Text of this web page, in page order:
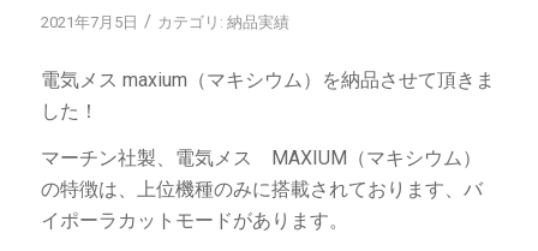
2021年7月5日 / カテゴリ: 納品実績
電気メス maxium（マキシウム）を納品させて頂きま
した！
マーチン社製、電気メス MAXIUM（マキシウム）
の特徴は、上位機種のみに搭載されております、バ
イポーラカットモードがあります。